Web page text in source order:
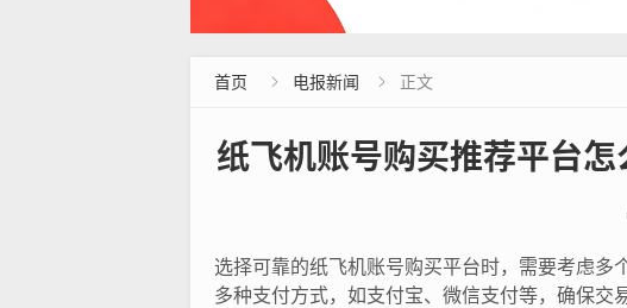
首页  电报新闻  正文
纸飞机账号购买推荐平台
选择可靠的纸飞机账号购买平台时，需要考虑
多种支付方式，如支付宝、微信支付等，确保